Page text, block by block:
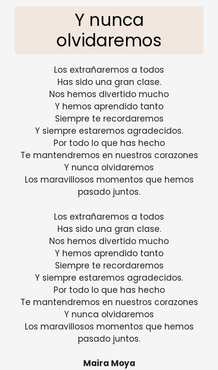
Y nunca
olvidaremos
Los extrañaremos a todos
Has sido una gran clase.
Nos hemos divertido mucho
Y hemos aprendido tanto
Siempre te recordaremos
Y siempre estaremos agradecidos.
Por todo lo que has hecho
Te mantendremos en nuestros corazones
Y nunca olvidaremos
Los maravillosos momentos que hemos
pasado juntos.
Los extrañaremos a todos
Has sido una gran clase.
Nos hemos divertido mucho
Y hemos aprendido tanto
Siempre te recordaremos
Y siempre estaremos agradecidos.
Por todo lo que has hecho
Te mantendremos en nuestros corazones
Y nunca olvidaremos
Los maravillosos momentos que hemos
pasado juntos.
Maira Moya